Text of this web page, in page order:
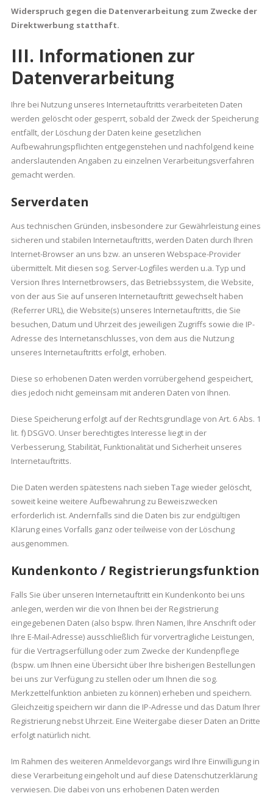
Widerspruch gegen die Datenverarbeitung zum Zwecke der
Direktwerbung statthaft.
III. Informationen zur
Datenverarbeitung
Ihre bei Nutzung unseres Internetauftritts verarbeiteten Daten
werden gelöscht oder gesperrt, sobald der Zweck der Speicherung
entfällt, der Löschung der Daten keine gesetzlichen
Aufbewahrungspflichten entgegenstehen und nachfolgend keine
anderslautenden Angaben zu einzelnen Verarbeitungsverfahren
gemacht werden.
Serverdaten
Aus technischen Gründen, insbesondere zur Gewährleistung eines
sicheren und stabilen Internetauftritts, werden Daten durch Ihren
Internet-Browser an uns bzw. an unseren Webspace-Provider
übermittelt. Mit diesen sog. Server-Logfiles werden u.a. Typ und
Version Ihres Internetbrowsers, das Betriebssystem, die Website,
von der aus Sie auf unseren Internetauftritt gewechselt haben
(Referrer URL), die Website(s) unseres Internetauftritts, die Sie
besuchen, Datum und Uhrzeit des jeweiligen Zugriffs sowie die IP-
Adresse des Internetanschlusses, von dem aus die Nutzung
unseres Internetauftritts erfolgt, erhoben.
Diese so erhobenen Daten werden vorrübergehend gespeichert,
dies jedoch nicht gemeinsam mit anderen Daten von Ihnen.
Diese Speicherung erfolgt auf der Rechtsgrundlage von Art. 6 Abs. 1
lit. f) DSGVO. Unser berechtigtes Interesse liegt in der
Verbesserung, Stabilität, Funktionalität und Sicherheit unseres
Internetauftritts.
Die Daten werden spätestens nach sieben Tage wieder gelöscht,
soweit keine weitere Aufbewahrung zu Beweiszwecken
erforderlich ist. Andernfalls sind die Daten bis zur endgültigen
Klärung eines Vorfalls ganz oder teilweise von der Löschung
ausgenommen.
Kundenkonto / Registrierungsfunktion
Falls Sie über unseren Internetauftritt ein Kundenkonto bei uns
anlegen, werden wir die von Ihnen bei der Registrierung
eingegebenen Daten (also bspw. Ihren Namen, Ihre Anschrift oder
Ihre E-Mail-Adresse) ausschließlich für vorvertragliche Leistungen,
für die Vertragserfüllung oder zum Zwecke der Kundenpflege
(bspw. um Ihnen eine Übersicht über Ihre bisherigen Bestellungen
bei uns zur Verfügung zu stellen oder um Ihnen die sog.
Merkzettelfunktion anbieten zu können) erheben und speichern.
Gleichzeitig speichern wir dann die IP-Adresse und das Datum Ihrer
Registrierung nebst Uhrzeit. Eine Weitergabe dieser Daten an Dritte
erfolgt natürlich nicht.
Im Rahmen des weiteren Anmeldevorgangs wird Ihre Einwilligung in
diese Verarbeitung eingeholt und auf diese Datenschutzerklärung
verwiesen. Die dabei von uns erhobenen Daten werden